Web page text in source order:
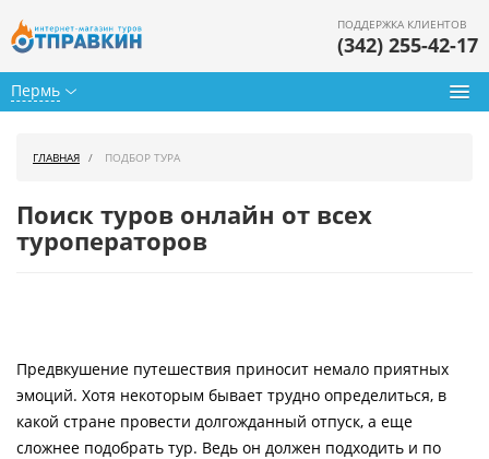
Пермь
ПОДДЕРЖКА КЛИЕНТОВ
(342) 255-42-17
Горящие туры
Страны
Как купить
ГЛАВНАЯ ПОДБОР ТУРА
Поиск туров онлайн от всех
туроператоров
Предвкушение путешествия приносит немало приятных
эмоций. Хотя некоторым бывает трудно определиться, в
какой стране провести долгожданный отпуск, а еще
сложнее подобрать тур. Ведь он должен подходить и по